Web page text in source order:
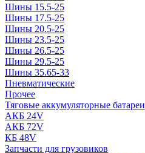
Шины 15.5-25
Шины 17.5-25
Шины 20.5-25
Шины 23.5-25
Шины 26.5-25
Шины 29.5-25
Шины 35.65-33
Пневматические
Прочее
Тяговые аккумуляторные батареи
АКБ 24V
АКБ 72V
КБ 48V
Запчасти для грузовиков